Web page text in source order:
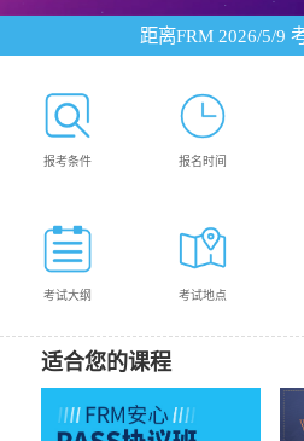
距离FRM 2026/5/9
报考条件
考试大纲
报名时间
考试地点
适合您的课程